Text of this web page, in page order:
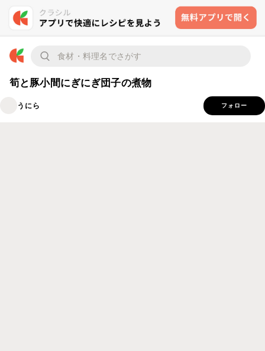
筍と豚小間にぎにぎ団子の煮物
うにら フォロー